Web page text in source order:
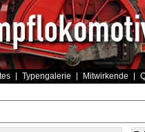
Typengalerie Mitwirkende